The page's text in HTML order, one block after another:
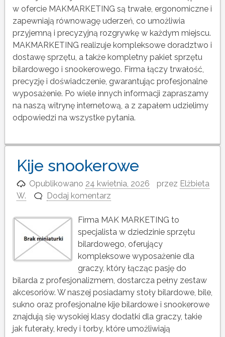
w ofercie MAKMARKETING są trwałe, ergonomiczne i
zapewniają równowagę uderzeń, co umożliwia
przyjemną i precyzyjną rozgrywkę w każdym miejscu.
MAKMARKETING realizuje kompleksowe doradztwo i
dostawę sprzętu, a także kompletny pakiet sprzętu
bilardowego i snookerowego. Firma łączy trwałość,
precyzję i doświadczenie, gwarantując profesjonalne
wyposażenie. Po wiele innych informacji zapraszamy
na naszą witrynę internetową, a z zapałem udzielimy
odpowiedzi na wszystke pytania.
Kije snookerowe
Opublikowano 24 kwietnia, 2026 przez Elżbieta
W.
Dodaj komentarz
Firma MAK MARKETING to
specjalista w dziedzinie sprzętu
bilardowego, oferujący
kompleksowe wyposażenie dla
graczy, który łącząc pasję do
bilarda z profesjonalizmem, dostarcza pełny zestaw
akcesoriów. W naszej posiadamy stoły bilardowe, bile,
sukno oraz profesjonalne kije bilardowe i snookerowe
znajdują się wysokiej klasy dodatki dla graczy, takie
jak futerały, kredy i torby, które umożliwiają